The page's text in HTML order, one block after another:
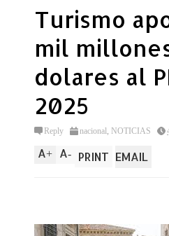
Turismo
mil
dolares al
2025
Reply nacional, NOTICIAS
A+ A- PRINT EMAIL